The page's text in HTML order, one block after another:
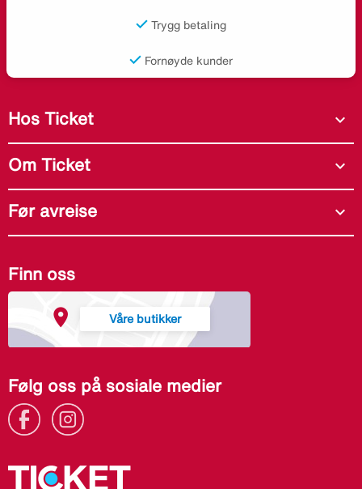
Trygg betaling
Fornøyde kunder
Hos Ticket expand_more
Om Ticket expand_more
Før avreise expand_more
Finn oss
Våre butikker
Følg oss på sosiale medier